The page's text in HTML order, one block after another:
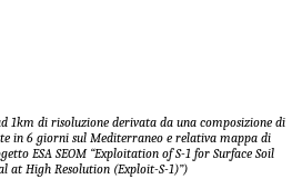
1km di risoluzione derivata da una composizione di
in 6 giorni sul Mediterraneo e relativa mappa di
ESA SEOM “Exploitation of S-1 for Surface Soil
at High Resolution (Exploit-S-1)”)